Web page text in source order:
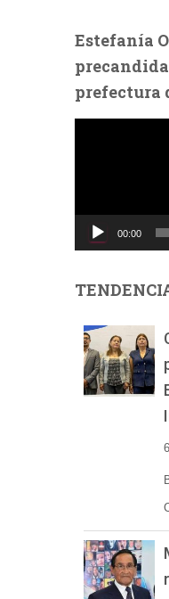
Estefanía
prefectura
t
00:00